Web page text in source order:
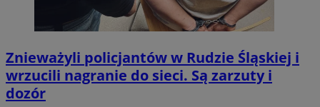
Znieważyli policjantów w Rudzie Śląskiej i
wrzucili nagranie do sieci. Są zarzuty i
dozór